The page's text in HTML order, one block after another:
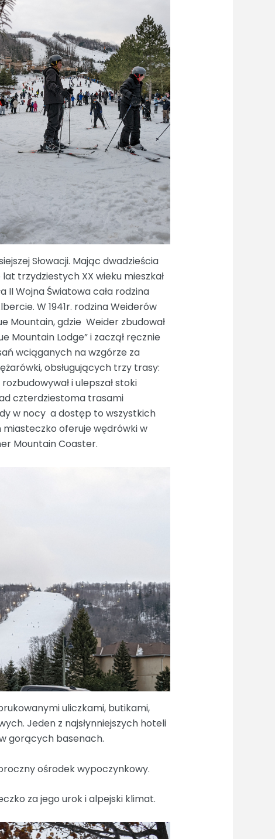
Słowacji. Mając dwadzieścia
trzydziestych XX wieku mieszkał
Wojna Światowa cała rodzina
W 1941r. rodzina Weiderów
Mountain, gdzie Weider zbudował
Mountain Lodge” i zaczął ręcznie
wciąganych na wzgórze za
obsługujących trzy trasy:
i ulepszał stoki
czterdziestoma trasami
w nocy a dostęp to wszystkich
miasteczko oferuje wędrówki w
Mountain Coaster.
uliczkami, butikami,
Jeden z najsłynniejszych hoteli
gorących basenach.
ośrodek wypoczynkowy.
za jego urok i alpejski klimat.